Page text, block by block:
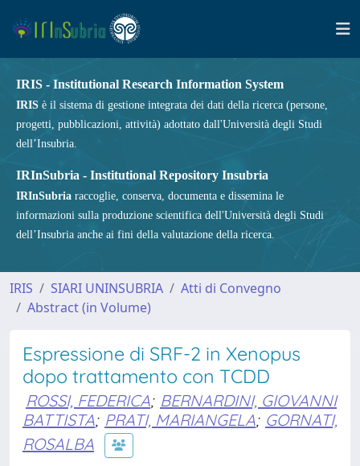
IRIS - Institutional Research Information System
IRIS è il sistema di gestione integrata dei dati della ricerca (persone,
progetti, pubblicazioni, attività) adottato dall'Università degli Studi
dell’Insubria.
IRInSubria - Institutional Repository Insubria
IRInSubria raccoglie, conserva, documenta e dissemina le
informazioni sulla produzione scientifica dell'Università degli Studi
dell’Insubria anche ai fini della valutazione della ricerca.
IRIS SIARI UNINSUBRIA
Atti di Convegno
Abstract (in Volume)
Espressione di SRF-2 in Xenopus
dopo trattamento con TCDD
ROSSI, FEDERICA; BERNARDINI, GIOVANNI
BATTISTA; PRATI, MARIANGELA; GORNATI,
ROSALBA